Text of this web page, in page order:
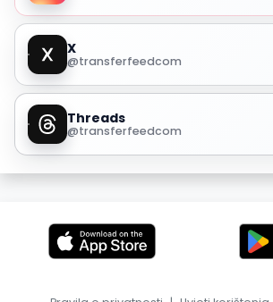
X
@transferfeedcom
Threads
@transferfeedcom